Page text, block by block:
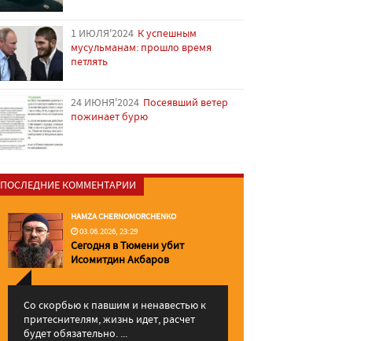
1 ИЮЛЯ'2024 К успешным
мусульманам: прошло время
петлять
24 ИЮНЯ'2024 Посеявший ветер
пожинает бурю
ПОСЛЕДНИЕ КОММЕНТАРИИ
HAMZA CHERNOMORCHENKO
03.06.2026, 23:29
Сегодня в Тюмени убит
Исомитдин Акбаров
Со скорбью к павшим и ненавестью к
притеснителям, жизнь идет, расчет
будет обязательно. ...